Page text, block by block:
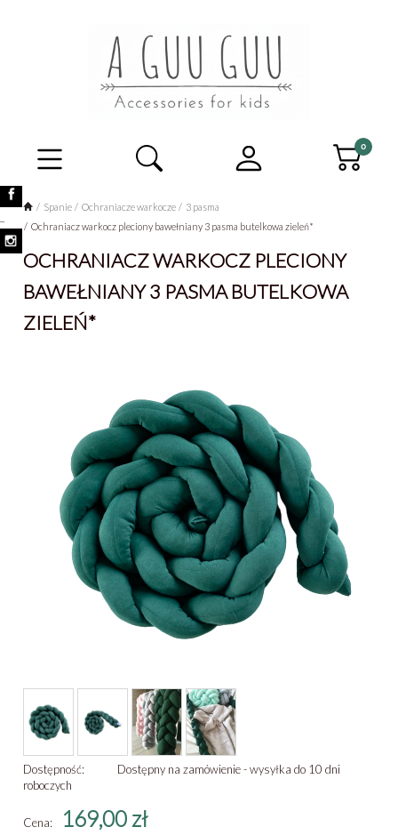
Spanie Ochraniacze warkocze
3 pasma
Ochraniacz warkocz pleciony bawełniany 3 pasma butelkowa zieleń*
OCHRANIACZ WARKOCZ PLECIONY
BAWEŁNIANY 3 PASMA BUTELKOWA
ZIELEŃ*
Dostępność:
Dostępny na zamówienie - wysyłka do 10 dni
roboczych
Cena: 169,00 zł